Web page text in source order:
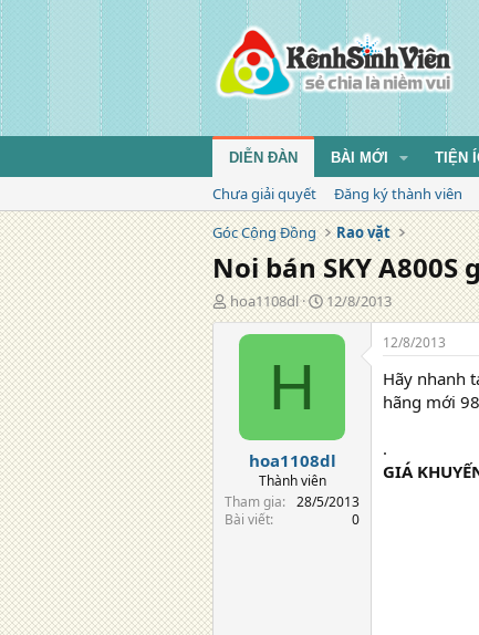
DIỄN ĐÀN BÀI MỚI TIỆN
Chưa giải quyết
Đăng ký thành viên
Góc Cộng Đồng
Rao vặt
Noi bán SKY
T
á
hoa1108dl
N
g
à
g
12/8/2013
H
hoa1108dl
Thành viên
Tham gia
28/5/2013
Bài viết
0
12/8/2013
Hãy nhanh
hãng mới
.
GIÁ